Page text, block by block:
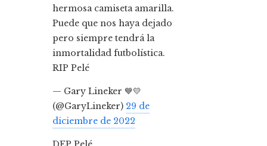
hermosa camiseta amarilla.
Puede que nos haya dejado
pero siempre tendrá la
inmortalidad futbolística.
RIP Pelé
— Gary Lineker 💙💛
(@GaryLineker) 29 de
diciembre de 2022